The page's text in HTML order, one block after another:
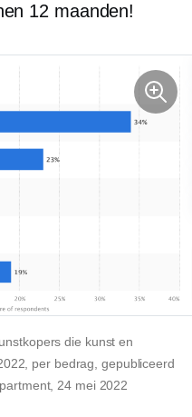
12 maanden!
die kunst en
per bedrag, gepubliceerd
24 mei 2022